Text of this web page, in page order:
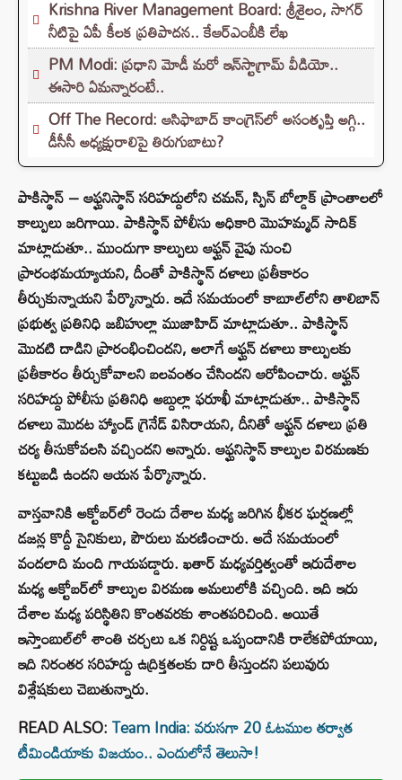
Krishna River Management Board: శ్రీశైలం, సాగర్
నీటిపై ఏపీ కీలక ప్రతిపాదన.. కేఆర్ఎంబీకి లేఖ
PM Modi: ప్రధాని మోడీ మరో ఇన్‌స్టాగ్రామ్ వీడియో..
ఈసారి ఏమన్నారంటే..
Off The Record: ఆసిఫాబాద్ కాంగ్రెస్‌లో అసంతృప్తి అగ్గి..
డీసీసీ అధ్యక్షురాలిపై తిరుగుబాటు?
పాకిస్థాన్ – ఆఫ్ఘనిస్థాన్ సరిహద్దులోని చమన్, స్పిన్ బోల్డాక్ ప్రాంతాలలో
కాల్పులు జరిగాయి. పాకిస్థాన్ పోలీసు అధికారి మొహమ్మద్ సాదిక్
మాట్లాడుతూ.. ముందుగా కాల్పులు ఆఫ్ఘన్ వైపు నుంచి
ప్రారంభమయ్యాయని, దీంతో పాకిస్థాన్ దళాలు ప్రతీకారం
తీర్చుకున్నాయని పేర్కొన్నారు. ఇదే సమయంలో కాబూల్‌లోని తాలిబాన్
ప్రభుత్వ ప్రతినిధి జబిహుల్లా ముజాహిద్‌ మాట్లాడుతూ.. పాకిస్థాన్
మొదటి దాడిని ప్రారంభించిందని, అలాగే ఆఫ్ఘన్ దళాలు కాల్పులకు
ప్రతీకారం తీర్చుకోవాలని బలవంతం చేసిందని ఆరోపించారు. ఆఫ్ఘన్
సరిహద్దు పోలీసు ప్రతినిధి అబ్దుల్లా ఫరూఖీ మాట్లాడుతూ.. పాకిస్థాన్
దళాలు మొదట హ్యాండ్ గ్రెనేడ్ విసిరాయని, దీనితో ఆఫ్ఘన్ దళాలు ప్రతి
చర్య తీసుకోవలసి వచ్చిందని అన్నారు. ఆఫ్ఘనిస్థాన్ కాల్పుల విరమణకు
కట్టుబడి ఉందని ఆయన పేర్కొన్నారు.
వాస్తవానికి అక్టోబర్‌లో రెండు దేశాల మధ్య జరిగిన భీకర ఘర్షణల్లో
డజన్ల కొద్దీ సైనికులు, పౌరులు మరణించారు. అదే సమయంలో
వందలాది మంది గాయపడ్డారు. ఖతార్ మధ్యవర్తిత్వంతో ఇరుదేశాల
మధ్య అక్టోబర్‌లో కాల్పుల విరమణ అమలులోకి వచ్చింది. ఇది ఇరు
దేశాల మధ్య పరిస్థితిని కొంతవరకు శాంతపరిచింది. అయితే
ఇస్తాంబుల్‌లో శాంతి చర్చలు ఒక నిర్దిష్ట ఒప్పందానికి రాలేకపోయాయి,
ఇది నిరంతర సరిహద్దు ఉద్రిక్తతలకు దారి తీస్తుందని పలువురు
విశ్లేషకులు చెబుతున్నారు.
READ ALSO:Team India: వరుసగా 20 ఓటముల తర్వాత
టీమిండియాకు విజయం.. ఎందులోనే తెలుసా!